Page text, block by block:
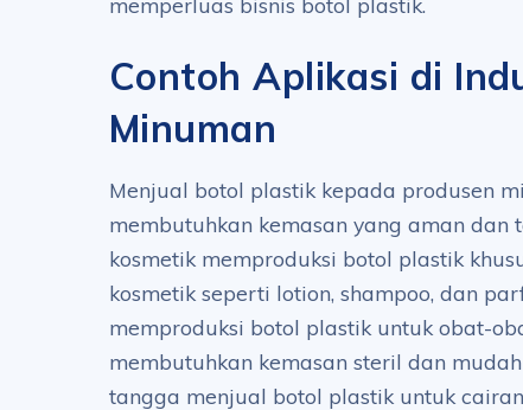
Contoh Aplikasi di
Minuman
Menjual botol plastik kepada produsen
membutuhkan kemasan yang aman dan
kosmetik memproduksi botol plastik
kosmetik seperti lotion, shampoo, dan
memproduksi botol plastik untuk obat-
membutuhkan kemasan steril dan
tangga menjual botol plastik untuk